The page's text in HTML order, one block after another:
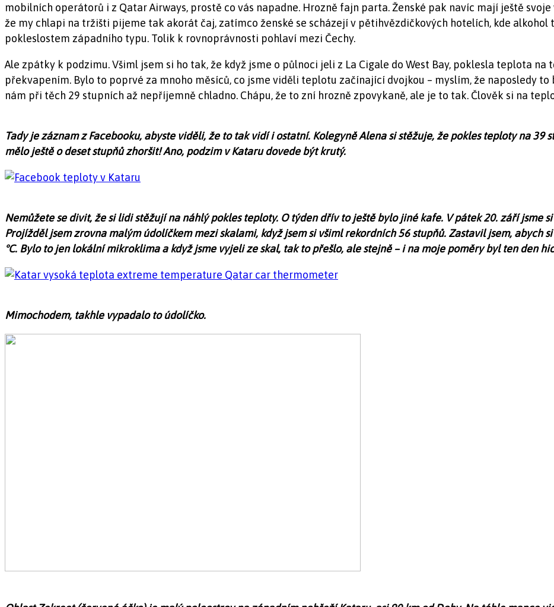
mobilních operátorů i z Qatar Airways, prostě co vás napadne. Hrozně fajn parta. Ženské pak navíc mají ještě
že my chlapi na tržišti pijeme tak akorát čaj, zatímco ženské se scházejí v pětihvězdičkových hotelích, kde
pokleslostem západního typu. Tolik k rovnoprávnosti pohlaví mezi Čechy.
Ale zpátky k podzimu. Všiml jsem si ho tak, že když jsme o půlnoci jeli z La Cigale do West Bay, poklesla teplota
překvapením. Bylo to poprvé za mnoho měsíců, co jsme viděli teplotu začínající dvojkou – myslím, že naposledy
nám při těch 29 stupních až nepříjemně chladno. Chápu, že to zní hrozně zpovykaně, ale je to tak. Člověk si na
Tady je záznam z Facebooku, abyste viděli, že to tak vidí i ostatní. Kolegyně Alena si stěžuje, že pokles teploty na
mělo ještě o deset stupňů zhoršit! Ano, podzim v Kataru dovede být krutý.
Nemůžete se divit, že si lidi stěžují na náhlý pokles teploty. O týden dřív to ještě bylo jiné kafe. V pátek 20. září jsme
Projížděl jsem zrovna malým údolíčkem mezi skalami, když jsem si všiml rekordních 56 stupňů. Zastavil jsem, abych
°C. Bylo to jen lokální mikroklima a když jsme vyjeli ze skal, tak to přešlo, ale stejně – i na moje poměry byl ten den
Mimochodem, takhle vypadalo to údolíčko.